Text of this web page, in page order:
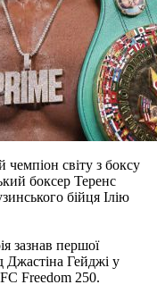
світу з боксу
боксер Теренс
бійця Ілію
зазнав першої
Джастіна Гейджі у
Freedom 250.